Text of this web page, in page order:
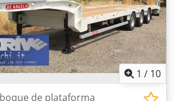
1 / 10
de plataforma